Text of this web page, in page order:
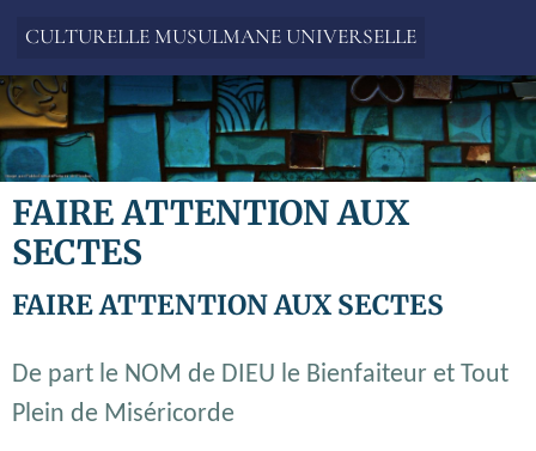
CULTURELLE MUSULMANE UNIVERSELLE
FAIRE ATTENTION AUX
SECTES
FAIRE ATTENTION AUX SECTES
De part le NOM de DIEU le Bienfaiteur et Tout
Plein de Miséricorde